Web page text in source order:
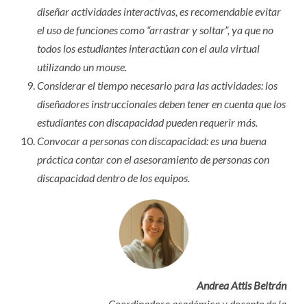
diseñar actividades interactivas, es recomendable evitar
el uso de funciones como “arrastrar y soltar”, ya que no
todos los estudiantes interactúan con el aula virtual
utilizando un mouse.
Considerar el tiempo necesario para las actividades: los
diseñadores instruccionales deben tener en cuenta que los
estudiantes con discapacidad pueden requerir más.
Convocar a personas con discapacidad: es una buena
práctica contar con el asesoramiento de personas con
discapacidad dentro de los equipos.
Andrea Attis Beltrán